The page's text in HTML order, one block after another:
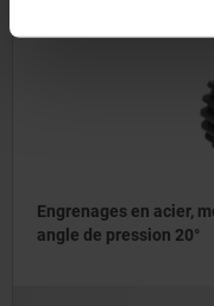
Engrenages en acier,
angle de pression 20°